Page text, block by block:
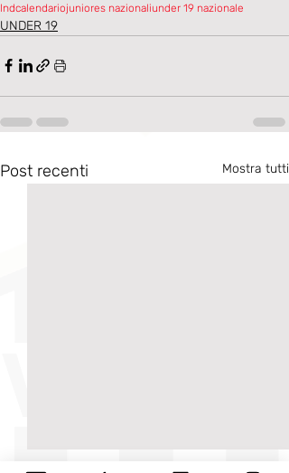
lndcalendariojuniores nazionaliunder 19 nazionale
UNDER 19
Post recenti Mostra tutti